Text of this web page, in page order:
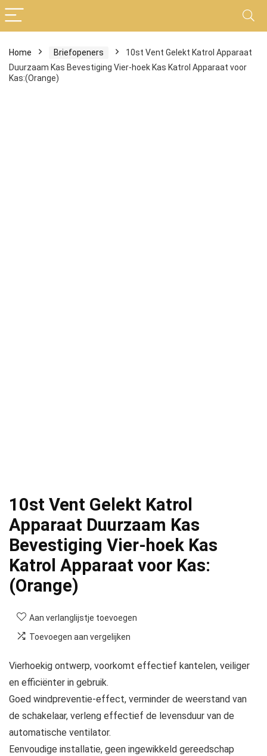
Home Briefopeners
10st Vent Gelekt Katrol Apparaat
Duurzaam Kas Bevestiging Vier-hoek Kas Katrol Apparaat voor
Kas:(Orange)
10st Vent Gelekt Katrol
Apparaat Duurzaam Kas
Bevestiging Vier-hoek Kas
Katrol Apparaat voor Kas:
(Orange)
Aan verlanglijstje toevoegen
Toevoegen aan vergelijken
Vierhoekig ontwerp, voorkomt effectief kantelen, veiliger
en efficiënter in gebruik.
Goed windpreventie-effect, verminder de weerstand van
de schakelaar, verleng effectief de levensduur van de
automatische ventilator.
Eenvoudige installatie, geen ingewikkeld gereedschap